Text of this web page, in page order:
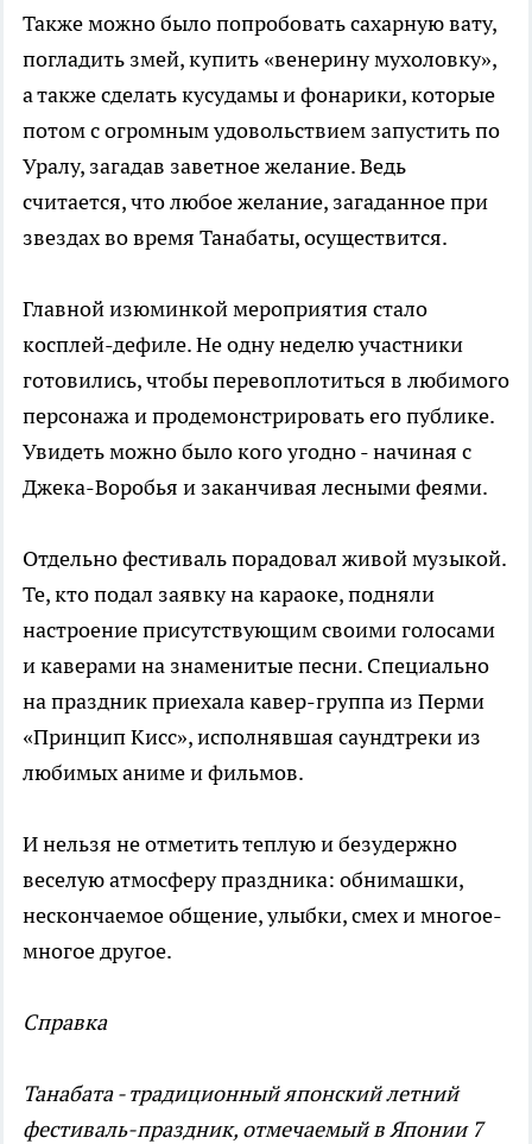
Также можно было попробовать сахарную вату,
погладить змей, купить «венерину мухоловку»,
а также сделать кусудамы и фонарики, которые
потом с огромным удовольствием запустить по
Уралу, загадав заветное желание. Ведь
считается, что любое желание, загаданное при
звездах во время Танабаты, осуществится.
Главной изюминкой мероприятия стало
косплей-дефиле. Не одну неделю участники
готовились, чтобы перевоплотиться в любимого
персонажа и продемонстрировать его публике.
Увидеть можно было кого угодно - начиная с
Джека-Воробья и заканчивая лесными феями.
Отдельно фестиваль порадовал живой музыкой.
Те, кто подал заявку на караоке, подняли
настроение присутствующим своими голосами
и каверами на знаменитые песни. Специально
на праздник приехала кавер-группа из Перми
«Принцип Кисс», исполнявшая саундтреки из
любимых аниме и фильмов.
И нельзя не отметить теплую и безудержно
веселую атмосферу праздника: обнимашки,
нескончаемое общение, улыбки, смех и многое-
многое другое.
Справка
Танабата - традиционный японский летний
фестиваль-праздник, отмечаемый в Японии 7